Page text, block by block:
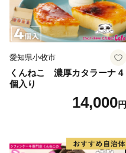
愛知県小牧市
くんねこ 濃厚カタラーナ 4
個入り
14,000円